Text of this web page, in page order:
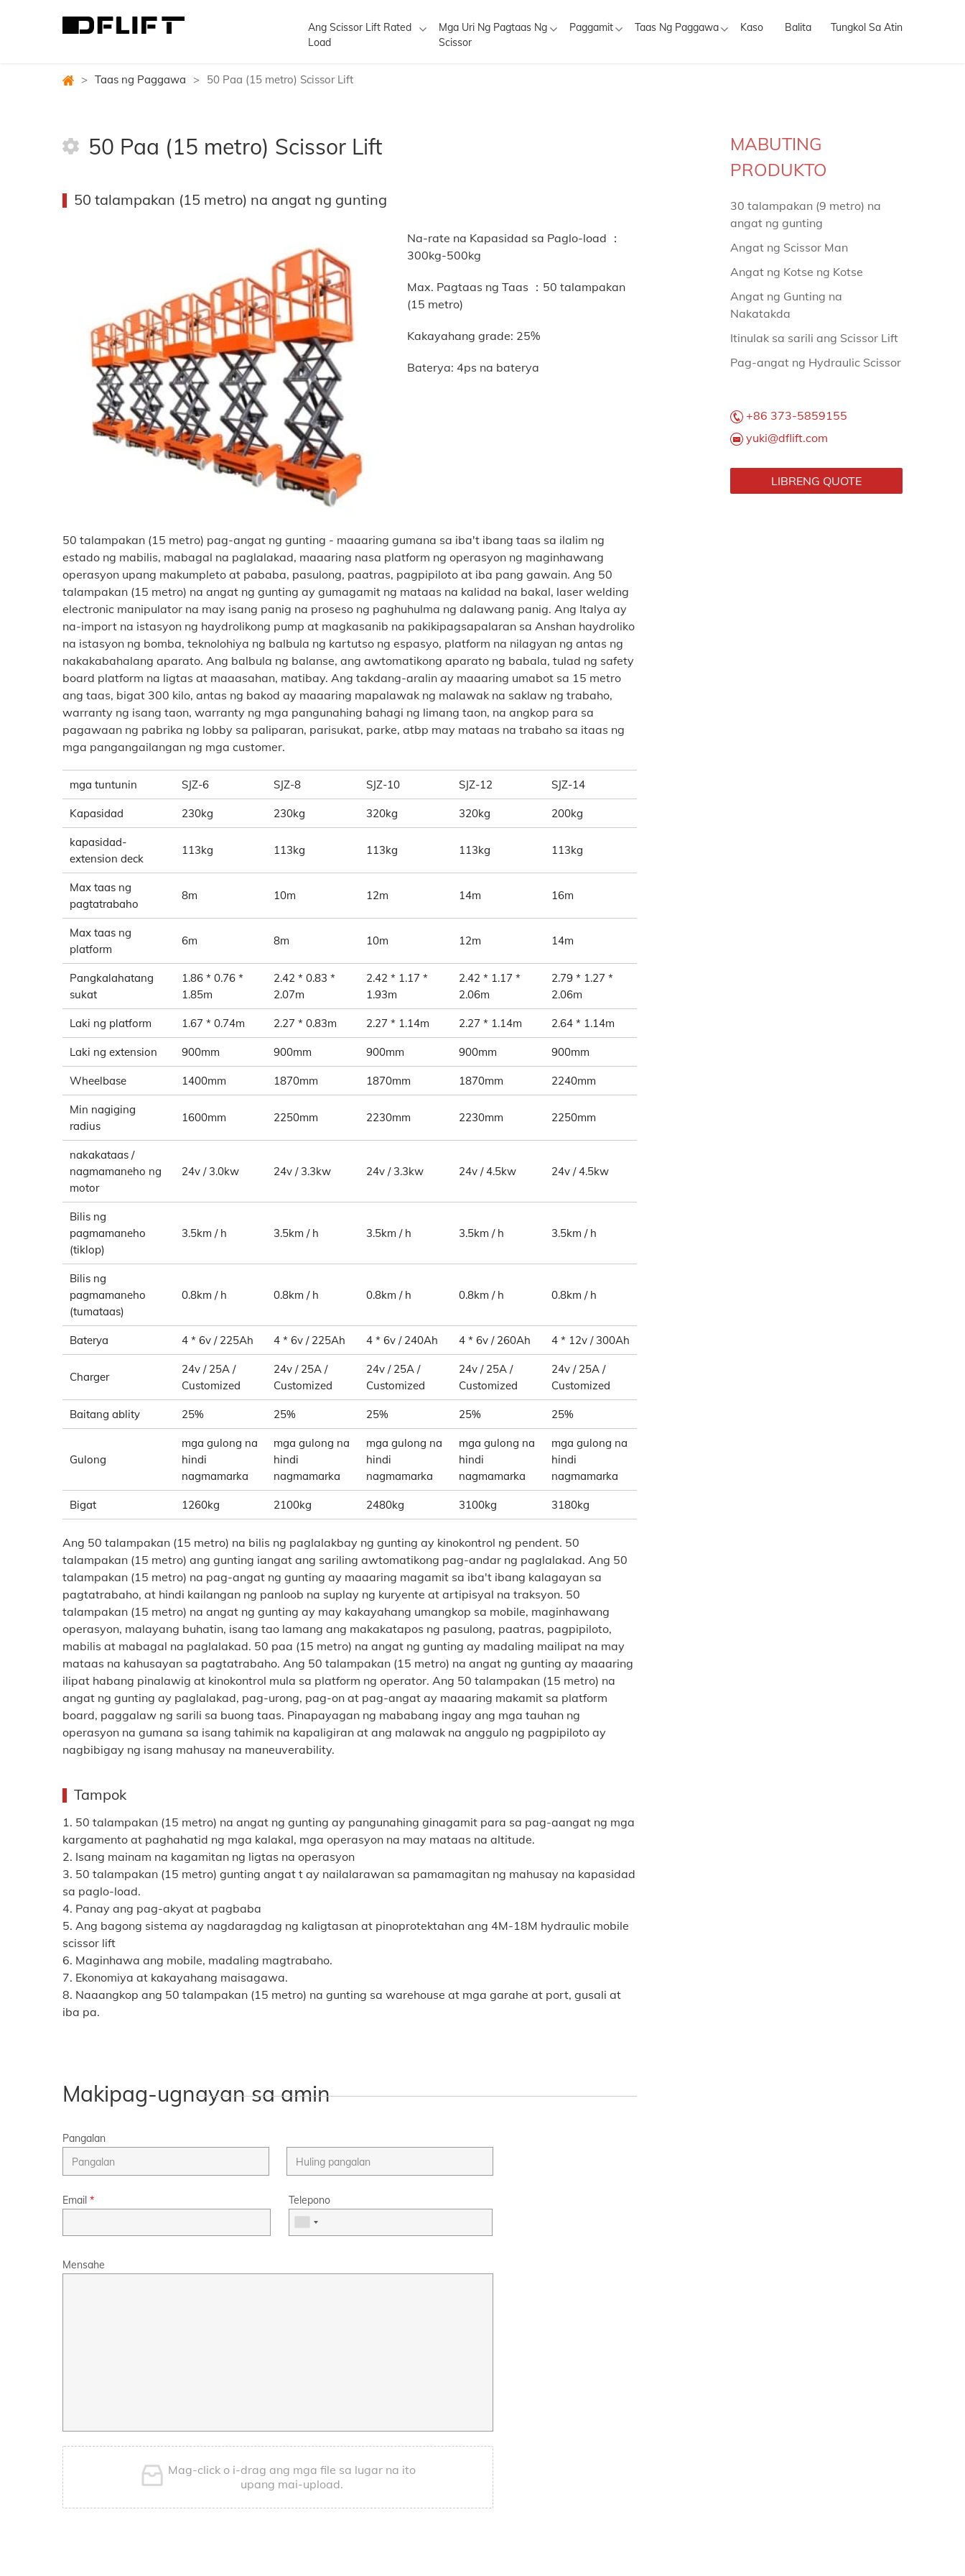
Ang Scissor Lift Rated
Load
Mga Uri Ng Pagtaas Ng
Scissor
Paggamit Taas Ng Paggawa Kaso Balita Tungkol Sa Atin
> Taas ng Paggawa > 50 Paa (15 metro) Scissor Lift
50 Paa (15 metro) Scissor Lift
50 talampakan (15 metro) na angat ng gunting
Na-rate na Kapasidad sa Paglo-load ：
300kg-500kg
Max. Pagtaas ng Taas ： 50 talampakan
(15 metro)
Kakayahang grade: 25%
Baterya: 4ps na baterya
50 talampakan (15 metro) pag-angat ng gunting - maaaring gumana sa iba't ibang taas sa ilalim ng
estado ng mabilis, mabagal na paglalakad, maaaring nasa platform ng operasyon ng maginhawang
operasyon upang makumpleto at pababa, pasulong, paatras, pagpipiloto at iba pang gawain. Ang 50
talampakan (15 metro) na angat ng gunting ay gumagamit ng mataas na kalidad na bakal, laser welding
electronic manipulator na may isang panig na proseso ng paghuhulma ng dalawang panig. Ang Italya ay
na-import na istasyon ng haydrolikong pump at magkasanib na pakikipagsapalaran sa Anshan haydroliko
na istasyon ng bomba, teknolohiya ng balbula ng kartutso ng espasyo, platform na nilagyan ng antas ng
nakakabahalang aparato. Ang balbula ng balanse, ang awtomatikong aparato ng babala, tulad ng safety
board platform na ligtas at maaasahan, matibay. Ang takdang-aralin ay maaaring umabot sa 15 metro
ang taas, bigat 300 kilo, antas ng bakod ay maaaring mapalawak ng malawak na saklaw ng trabaho,
warranty ng isang taon, warranty ng mga pangunahing bahagi ng limang taon, na angkop para sa
pagawaan ng pabrika ng lobby sa paliparan, parisukat, parke, atbp may mataas na trabaho sa itaas ng
mga pangangailangan ng mga customer.
mga tuntunin SJZ-6 SJZ-8 SJZ-10 SJZ-12 SJZ-14
Kapasidad 230kg 230kg 320kg 320kg 200kg
kapasidad-
extension deck
113kg 113kg 113kg 113kg 113kg
Max taas ng
pagtatrabaho
8m 10m 12m 14m 16m
Max taas ng
platform
6m 8m 10m 12m 14m
Pangkalahatang
sukat
1.86 * 0.76 *
1.85m
2.42 * 0.83 *
2.07m
2.42 * 1.17 *
1.93m
2.42 * 1.17 *
2.06m
2.79 * 1.27 *
2.06m
Laki ng platform 1.67 * 0.74m 2.27 * 0.83m 2.27 * 1.14m 2.27 * 1.14m 2.64 * 1.14m
Laki ng extension 900mm 900mm 900mm 900mm 900mm
Wheelbase 1400mm 1870mm 1870mm 1870mm 2240mm
Min nagiging
radius
1600mm 2250mm 2230mm 2230mm 2250mm
nakakataas /
nagmamaneho ng
motor
24v / 3.0kw 24v / 3.3kw 24v / 3.3kw 24v / 4.5kw 24v / 4.5kw
Bilis ng
pagmamaneho
(tiklop)
3.5km / h 3.5km / h 3.5km / h 3.5km / h 3.5km / h
Bilis ng
pagmamaneho
(tumataas)
0.8km / h 0.8km / h 0.8km / h 0.8km / h 0.8km / h
Baterya 4 * 6v / 225Ah 4 * 6v / 225Ah 4 * 6v / 240Ah 4 * 6v / 260Ah 4 * 12v / 300Ah
Charger
24v / 25A /
Customized
24v / 25A /
Customized
24v / 25A /
Customized
24v / 25A /
Customized
24v / 25A /
Customized
Baitang ablity 25% 25% 25% 25% 25%
Gulong
mga gulong na
hindi
nagmamarka
mga gulong na
hindi
nagmamarka
mga gulong na
hindi
nagmamarka
mga gulong na
hindi
nagmamarka
mga gulong na
hindi
nagmamarka
Bigat 1260kg 2100kg 2480kg 3100kg 3180kg
Ang 50 talampakan (15 metro) na bilis ng paglalakbay ng gunting ay kinokontrol ng pendent. 50
talampakan (15 metro) ang gunting iangat ang sariling awtomatikong pag-andar ng paglalakad. Ang 50
talampakan (15 metro) na pag-angat ng gunting ay maaaring magamit sa iba't ibang kalagayan sa
pagtatrabaho, at hindi kailangan ng panloob na suplay ng kuryente at artipisyal na traksyon. 50
talampakan (15 metro) na angat ng gunting ay may kakayahang umangkop sa mobile, maginhawang
operasyon, malayang buhatin, isang tao lamang ang makakatapos ng pasulong, paatras, pagpipiloto,
mabilis at mabagal na paglalakad. 50 paa (15 metro) na angat ng gunting ay madaling mailipat na may
mataas na kahusayan sa pagtatrabaho. Ang 50 talampakan (15 metro) na angat ng gunting ay maaaring
ilipat habang pinalawig at kinokontrol mula sa platform ng operator. Ang 50 talampakan (15 metro) na
angat ng gunting ay paglalakad, pag-urong, pag-on at pag-angat ay maaaring makamit sa platform
board, paggalaw ng sarili sa buong taas. Pinapayagan ng mababang ingay ang mga tauhan ng
operasyon na gumana sa isang tahimik na kapaligiran at ang malawak na anggulo ng pagpipiloto ay
nagbibigay ng isang mahusay na maneuverability.
Tampok
1. 50 talampakan (15 metro) na angat ng gunting ay pangunahing ginagamit para sa pag-aangat ng mga
kargamento at paghahatid ng mga kalakal, mga operasyon na may mataas na altitude.
2. Isang mainam na kagamitan ng ligtas na operasyon
3. 50 talampakan (15 metro) gunting angat t ay nailalarawan sa pamamagitan ng mahusay na kapasidad
sa paglo-load.
4. Panay ang pag-akyat at pagbaba
5. Ang bagong sistema ay nagdaragdag ng kaligtasan at pinoprotektahan ang 4M-18M hydraulic mobile
scissor lift
6. Maginhawa ang mobile, madaling magtrabaho.
7. Ekonomiya at kakayahang maisagawa.
8. Naaangkop ang 50 talampakan (15 metro) na gunting sa warehouse at mga garahe at port, gusali at
iba pa.
Makipag-ugnayan sa amin
Pangalan
Email * Telepono
Mensahe
Mag-click o i-drag ang mga file sa lugar na ito
upang mai-upload.
MABUTING
PRODUKTO
30 talampakan (9 metro) na
angat ng gunting
Angat ng Scissor Man
Angat ng Kotse ng Kotse
Angat ng Gunting na
Nakatakda
Itinulak sa sarili ang Scissor Lift
Pag-angat ng Hydraulic Scissor
+86 373-5859155
yuki@dflift.com
LIBRENG QUOTE